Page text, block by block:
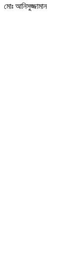
মোঃ আনিসুজ্জামান